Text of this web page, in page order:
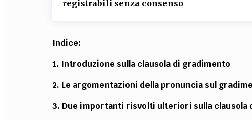
registrabili senza consenso
Indice:
1. Introduzione sulla clausola di gradimento
2. Le argomentazioni della pronuncia sul
3. Due importanti risvolti ulteriori sulla clausola